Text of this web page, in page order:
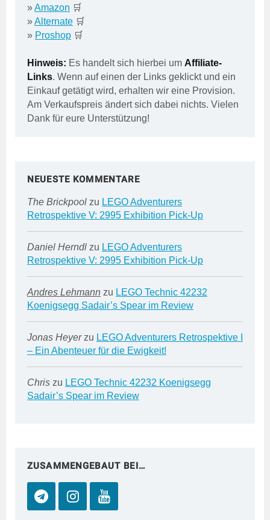
»Amazon 🛒
»Alternate 🛒
» Proshop 🛒
Hinweis: Es handelt sich hierbei um Affiliate-
Links. Wenn auf einen der Links geklickt und ein
Einkauf getätigt wird, erhalten wir eine Provision.
Am Verkaufspreis ändert sich dabei nichts. Vielen
Dank für eure Unterstützung!
NEUESTE KOMMENTARE
The Brickpool zu LEGO Adventurers
Retrospektive V: 2995 Exhibition Pick-Up
Daniel Herndl zu LEGO Adventurers
Retrospektive V: 2995 Exhibition Pick-Up
Andres Lehmann zu LEGO Technic 42232
Koenigsegg Sadair’s Spear im Review
Jonas Heyerzu LEGO Adventurers Retrospektive I
– Ein Abenteuer für die Ewigkeit!
Chris zu LEGO Technic 42232 Koenigsegg
Sadair’s Spear im Review
ZUSAMMENGEBAUT BEI…